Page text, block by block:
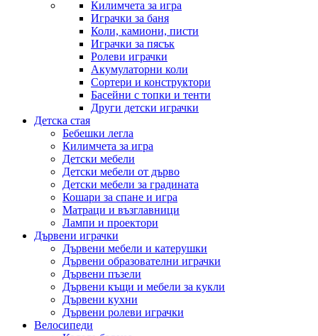
Килимчета за игра
Играчки за баня
Коли, камиони, писти
Играчки за пясък
Ролеви играчки
Акумулаторни коли
Сортери и конструктори
Басейни с топки и тенти
Други детски играчки
Детска стая
Бебешки легла
Килимчета за игра
Детски мебели
Детски мебели от дърво
Детски мебели за градината
Кошари за спане и игра
Матраци и възглавници
Лампи и проектори
Дървени играчки
Дървени мебели и катерушки
Дървени образователни играчки
Дървени пъзели
Дървени къщи и мебели за кукли
Дървени кухни
Дървени ролеви играчки
Велосипеди